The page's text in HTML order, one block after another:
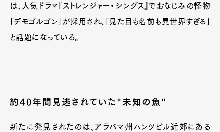
は、人気ドラマ『ストレンジャー・シングス』でおなじみの怪物
「デモゴルゴン」が採用され、「見た目も名前も異世界すぎる」
と話題になっている。
約40年間見逃されていた"未知の魚"
新たに発見されたのは、アラバマ州ハンツビル近郊にある